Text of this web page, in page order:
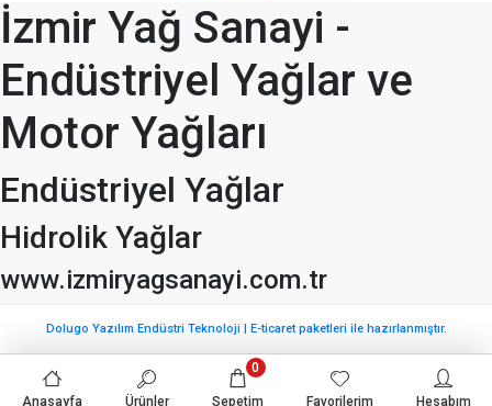
Anasayfa Ürünler Sepetim
0
Favorilerim Hesabım
İzmir Yağ Sanayi -
Endüstriyel Yağlar ve
Motor Yağları
Endüstriyel Yağlar
Hidrolik Yağlar
www.izmiryagsanayi.com.tr
Dolugo Yazılım Endüstri Teknoloji | E-ticaret paketleri ile hazırlanmıştır.